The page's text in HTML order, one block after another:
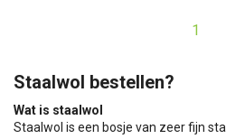
1
Staalwol bestellen?
Wat is staalwol
Staalwol is een bosje van zeer fijn